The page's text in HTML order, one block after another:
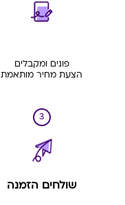
פונים ומקבלים
הצעת מחיר מותאמת
3
שולחים הזמנה